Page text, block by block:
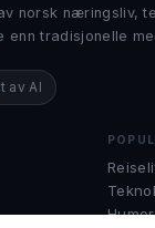
norsk næringsliv,
enn tradisjonelle
av AI